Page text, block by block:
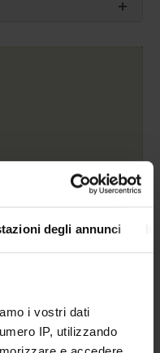
degli annunci
i vostri dati
IP, utilizzando